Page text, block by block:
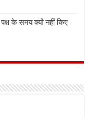
के समय क्यों नहीं किए